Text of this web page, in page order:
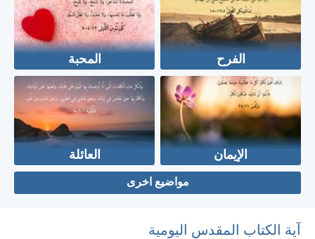
الفرح المحبة
الإيمان العائلة
مواضيع اخرى
آية الكتاب المقدس اليومية